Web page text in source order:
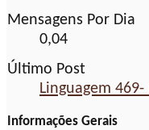
Mensagens Por Dia
0,04
Último Post
Linguagem
Informações Gerais